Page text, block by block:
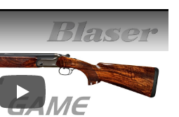
Play